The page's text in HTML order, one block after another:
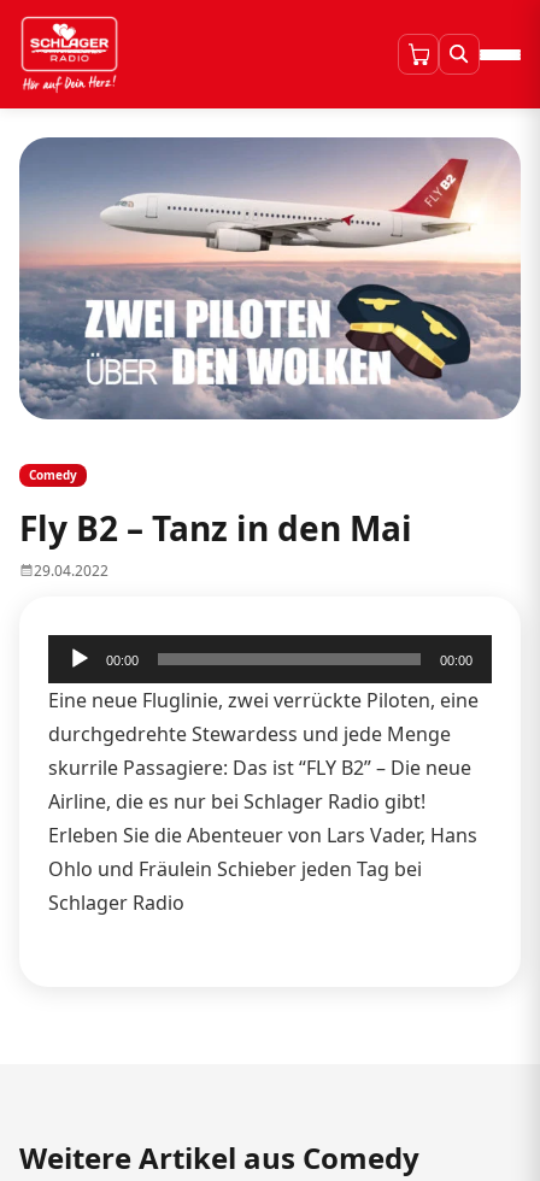
Comedy
Fly B2 – Tanz in den Mai
29.04.2022
Audio-
Player
00:00 00:00
Eine neue Fluglinie, zwei verrückte Piloten, eine
durchgedrehte Stewardess und jede Menge
skurrile Passagiere: Das ist “FLY B2” – Die neue
Airline, die es nur bei Schlager Radio gibt!
Erleben Sie die Abenteuer von Lars Vader, Hans
Ohlo und Fräulein Schieber jeden Tag bei
Schlager Radio
Weitere Artikel aus Comedy